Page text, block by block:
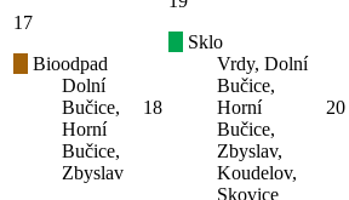
17
Bioodpad
Dolní
Bučice,
Horní
Bučice,
Zbyslav
18
Sklo
Vrdy, Dolní
Bučice,
Horní
Bučice,
Zbyslav,
Koudelov,
Skovice
20